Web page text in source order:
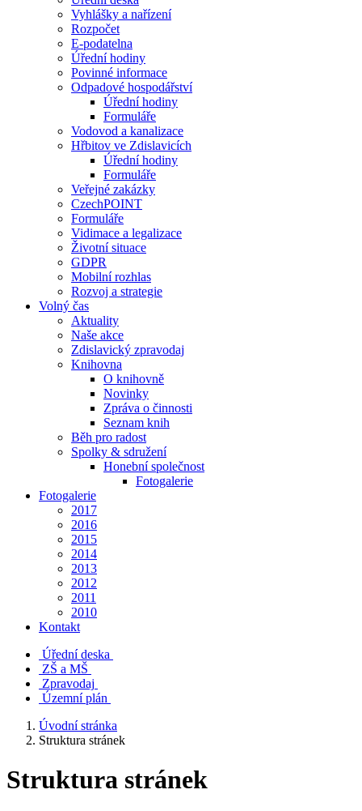
Vyhlášky a nařízení
Rozpočet
E-podatelna
Úřední hodiny
Povinné informace
Odpadové hospodářství
Úřední hodiny
Formuláře
Vodovod a kanalizace
Hřbitov ve Zdislavicích
Úřední hodiny
Formuláře
Veřejné zakázky
CzechPOINT
Formuláře
Vidimace a legalizace
Životní situace
GDPR
Mobilní rozhlas
Rozvoj a strategie
Volný čas
Aktuality
Naše akce
Zdislavický zpravodaj
Knihovna
O knihovně
Novinky
Zpráva o činnosti
Seznam knih
Běh pro radost
Spolky & sdružení
Honební společnost
Fotogalerie
Fotogalerie
2017
2016
2015
2014
2013
2012
2011
2010
Kontakt
Úřední deska
ZŠ a MŠ
Zpravodaj
Územní plán
Úvodní stránka
Struktura stránek
Struktura stránek